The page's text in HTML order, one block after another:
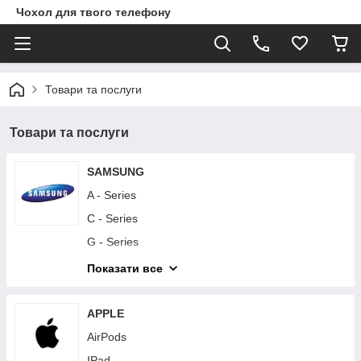
Чохол для твого телефону
Товари та послуги
Товари та послуги
SAMSUNG
A - Series
C - Series
G - Series
I - Series
M - Series
Note - Series
Показати все
APPLE
AirPods